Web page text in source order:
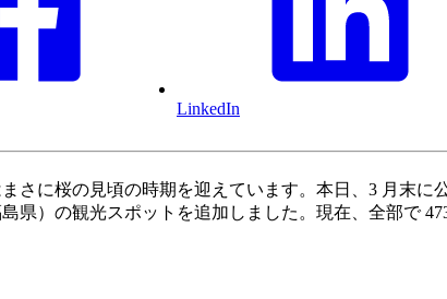
LinkedIn
さに桜の見頃の時期を迎えています。本日、3 月末に
県）の観光スポットを追加しました。現在、全部で